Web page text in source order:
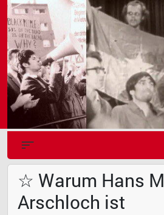
☆ Warum Hans
Arschloch ist